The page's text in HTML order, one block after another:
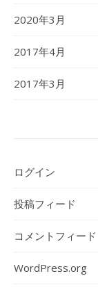
2020年3月
2017年4月
2017年3月
ログイン
投稿フィード
コメントフィード
WordPress.org